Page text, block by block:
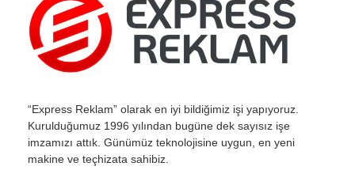
“Express Reklam” olarak en iyi bildiğimiz işi yapıyoruz.
Kurulduğumuz 1996 yılından bugüne dek sayısız işe
imzamızı attık. Günümüz teknolojisine uygun, en yeni
makine ve teçhizata sahibiz.